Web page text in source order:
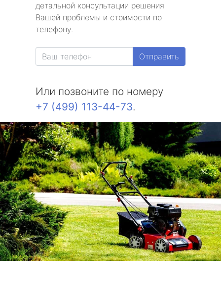
детальной консультации решения
Вашей проблемы и стоимости по
телефону.
Отправить
Или позвоните по номеру
+7 (499) 113-44-73.